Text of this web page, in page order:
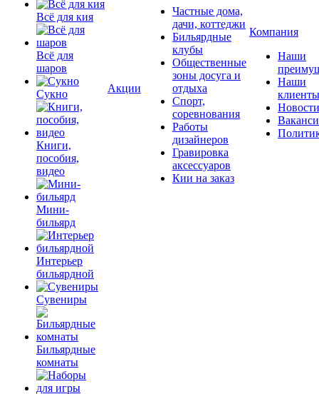
Всё для кия
Всё для
шаров
Сукно
Книги,
пособия,
видео
Мини-
бильярд
Интерьер
бильярдной
Сувениры
Бильярдные
комнаты
Акции
Частные дома,
дачи, коттеджи
Бильярдные
клубы
Общественные
зоны досуга и
отдыха
Спорт,
соревнования
Работы
дизайнеров
Гравировка
аксессуаров
Кии на заказ
Компания
Наши
Наши
клиенты
Новости